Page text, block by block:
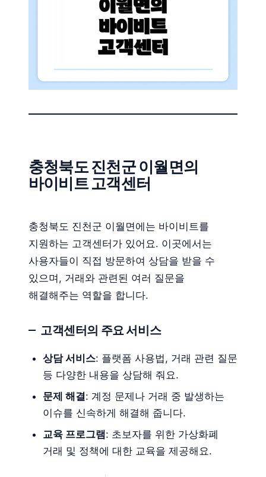
충청북도 진천군 이월면의
바이비트 고객센터
충청북도 진천군 이월면에는 바이비트를
지원하는 고객센터가 있어요. 이곳에서는
사용자들이 직접 방문하여 상담을 받을 수
있으며, 거래와 관련된 여러 질문을
해결해주는 역할을 합니다.
고객센터의 주요 서비스
상담 서비스: 플랫폼 사용법, 거래 관련 질문
등 다양한 내용을 상담해 줘요.
문제 해결: 계정 문제나 거래 중 발생하는
이슈를 신속하게 해결해 줍니다.
교육 프로그램: 초보자를 위한 가상화폐
거래 및 정책에 대한 교육을 제공해요.